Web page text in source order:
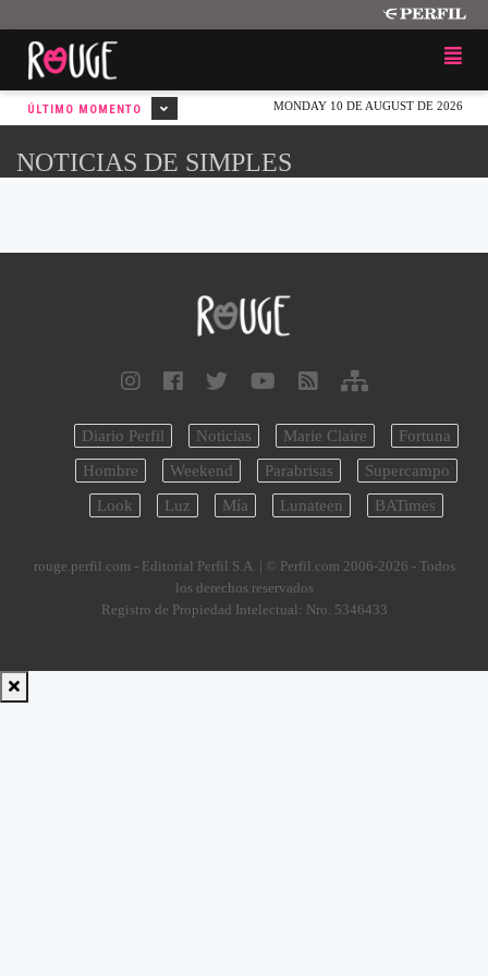
MONDAY 10 DE AUGUST DE 2026
ÚLTIMO MOMENTO
NOTICIAS DE SIMPLES
Diario Perfil Noticias Marie Claire
Fortuna
Hombre
Weekend Parabrisas
Supercampo
Look
Luz Mía Lunateen BATimes
rouge.perfil.com - Editorial Perfil S.A. | © Perfil.com 2006-2026 - Todos
los derechos reservados
Registro de Propiedad Intelectual: Nro. 5346433